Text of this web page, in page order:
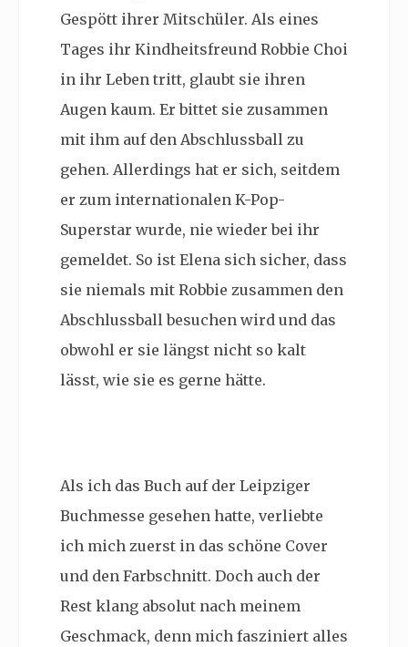
Gespött ihrer Mitschüler. Als eines
Tages ihr Kindheitsfreund Robbie Choi
in ihr Leben tritt, glaubt sie ihren
Augen kaum. Er bittet sie zusammen
mit ihm auf den Abschlussball zu
gehen. Allerdings hat er sich, seitdem
er zum internationalen K-Pop-
Superstar wurde, nie wieder bei ihr
gemeldet. So ist Elena sich sicher, dass
sie niemals mit Robbie zusammen den
Abschlussball besuchen wird und das
obwohl er sie längst nicht so kalt
lässt, wie sie es gerne hätte.
Als ich das Buch auf der Leipziger
Buchmesse gesehen hatte, verliebte
ich mich zuerst in das schöne Cover
und den Farbschnitt. Doch auch der
Rest klang absolut nach meinem
Geschmack, denn mich fasziniert alles